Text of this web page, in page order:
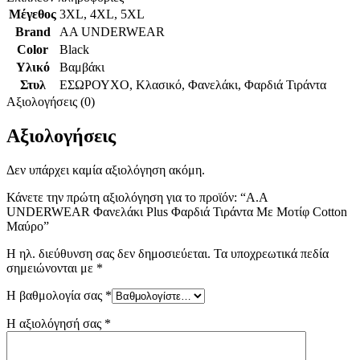
Μέγεθος 3XL, 4XL, 5XL
Brand
AA UNDERWEAR
Color
Black
Υλικό
Βαμβάκι
Στυλ
ΕΣΩΡΟΥΧΟ, Κλασικό, Φανελάκι, Φαρδιά Τιράντα
Αξιολογήσεις (0)
Αξιολογήσεις
Δεν υπάρχει καμία αξιολόγηση ακόμη.
Κάνετε την πρώτη αξιολόγηση για το προϊόν: “A.A
UNDERWEAR Φανελάκι Plus Φαρδιά Τιράντα Με Μοτίφ Cotton
Mαύρο”
Η ηλ. διεύθυνση σας δεν δημοσιεύεται. Τα υποχρεωτικά πεδία
σημειώνονται με *
Η βαθμολογία σας *
Η αξιολόγησή σας *